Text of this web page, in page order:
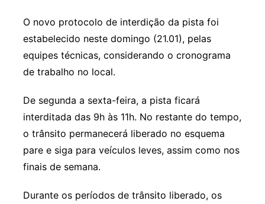
O novo protocolo de interdição da pista foi
estabelecido neste domingo (21.01), pelas
equipes técnicas, considerando o cronograma
de trabalho no local.
De segunda a sexta-feira, a pista ficará
interditada das 9h às 11h. No restante do tempo,
o trânsito permanecerá liberado no esquema
pare e siga para veículos leves, assim como nos
finais de semana.
Durante os períodos de trânsito liberado, os